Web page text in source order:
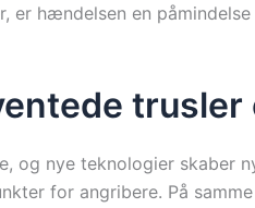
er hændelsen en
trusler
nye teknologier skaber
for angribere. På